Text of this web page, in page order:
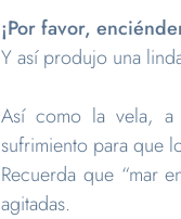
¡Por favor,
Y así produjo una
Así como la vela, a
sufrimiento para que
Recuerda que “mar
agitadas.